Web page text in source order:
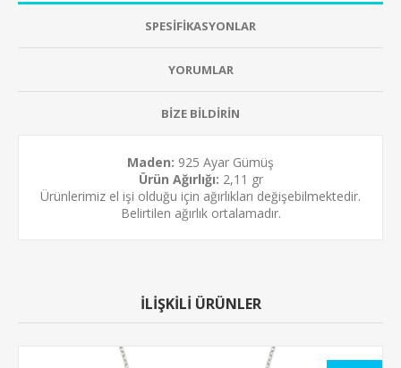
SPESİFİKASYONLAR
YORUMLAR
BİZE BİLDİRİN
Maden: 925 Ayar Gümüş
Ürün Ağırlığı: 2,11 gr
Ürünlerimiz el işi olduğu için ağırlıkları değişebilmektedir.
Belirtilen ağırlık ortalamadır.
İLİŞKİLİ ÜRÜNLER